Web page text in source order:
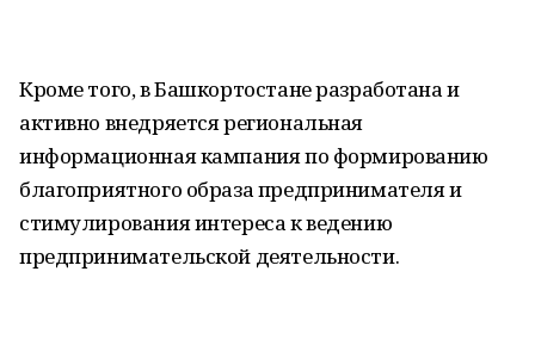
Кроме того, в Башкортостане разработана и
активно внедряется региональная
информационная кампания по формированию
благоприятного образа предпринимателя и
стимулирования интереса к ведению
предпринимательской деятельности.